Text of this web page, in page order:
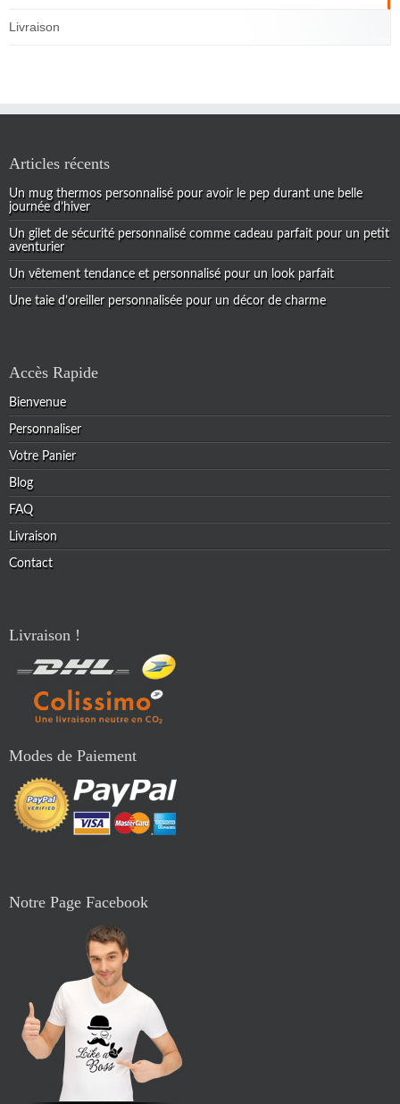
Livraison
Articles récents
Un mug thermos personnalisé pour avoir le pep durant une belle
journée d’hiver
Un gilet de sécurité personnalisé comme cadeau parfait pour un petit
aventurier
Un vêtement tendance et personnalisé pour un look parfait
Une taie d’oreiller personnalisée pour un décor de charme
Accès Rapide
Bienvenue
Personnaliser
Votre Panier
Blog
FAQ
Livraison
Contact
Livraison !
Modes de Paiement
Notre Page Facebook